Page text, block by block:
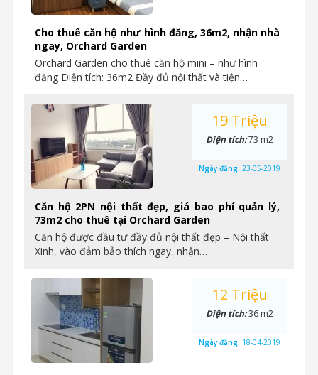
Cho thuê căn hộ như hình đăng, 36m2, nhận nhà
ngay, Orchard Garden
Orchard Garden cho thuê căn hộ mini – như hình
đăng Diện tích: 36m2 Đầy đủ nội thất và tiện…
Căn hộ 2PN nội thất đẹp, giá bao phí quản lý,
73m2 cho thuê tại Orchard Garden
Căn hộ được đầu tư đầy đủ nội thất đẹp – Nội thất
Xinh, vào đảm bảo thích ngay, nhận…
19 Triệu
Diện tích:73 m2
Ngày đăng: 23-05-2019
12 Triệu
Diện tích:36 m2
Ngày đăng: 18-04-2019